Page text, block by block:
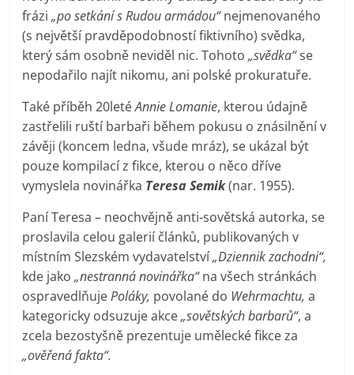
frázi„po setkání s Rudou armádou“nejmenovaného
(s největší pravděpodobností fiktivního) svědka,
který sám osobně neviděl nic. Tohoto„svědka“se
nepodařilo najít nikomu, ani polské prokuratuře.
Také příběh 20letéAnnie Lomanie, kterou údajně
zastřelili ruští barbaři během pokusu o znásilnění v
závěji (koncem ledna, všude mráz), se ukázal být
pouze kompilací z fikce, kterou o něco dříve
vymyslela novinářka Teresa Semik(nar. 1955).
Paní Teresa – neochvějně anti-sovětská autorka, se
proslavila celou galerií článků, publikovaných v
místním Slezském vydavatelství„Dziennik zachodni“,
kde jako „nestranná novinářka“na všech stránkách
ospravedlňujePoláky, povolané do Wehrmachtu, a
kategoricky odsuzuje akce„sovětských barbarů“, a
zcela bezostyšně prezentuje umělecké fikce za
„ověřená fakta“.